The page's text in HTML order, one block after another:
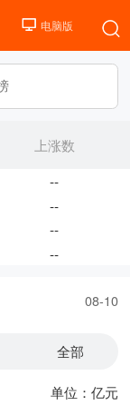
上涨数
--
--
--
--
08-10
全部
单位：亿元